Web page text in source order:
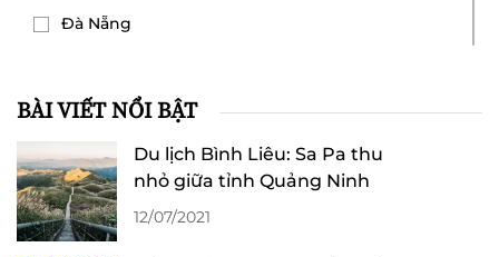
Đà Nẵng
Đà Lạt
Lào Cai
Sơn La
Phú Yên
BÀI VIẾT NỔI BẬT
Du lịch Bình Liêu: Sa Pa thu
nhỏ giữa tỉnh Quảng Ninh
12/07/2021